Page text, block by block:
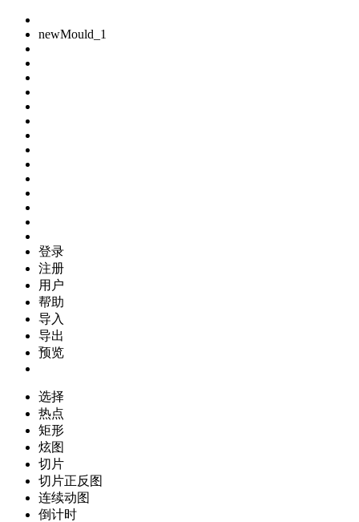
newMould_1
登录
注册
用户
帮助
导入
导出
预览
选择
热点
矩形
炫图
切片
切片正反图
连续动图
倒计时